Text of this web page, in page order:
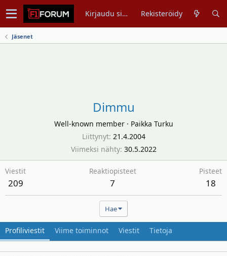
Kirjaudu sisään Rekisteröidy
Jäsenet
Dimmu
Well-known member · Paikka Turku
Liittynyt 21.4.2004
Viimeksi nähty 30.5.2022
Viestit
209
Reaktiopisteet
7
Pisteet
18
Hae
Profiliviestit Viime toiminnot Viestit Tietoja